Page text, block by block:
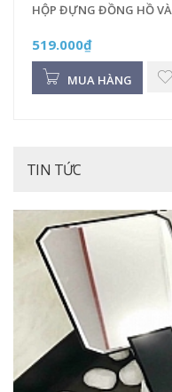
HỘP ĐỰNG ĐỒNG HỒ
519.000₫
MUA HÀNG
TIN TỨC